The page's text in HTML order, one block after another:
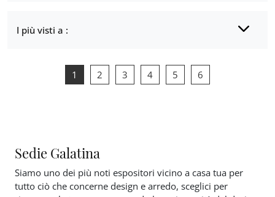
I più visti a :
1 2 3 4 5 6
Sedie Galatina
Siamo uno dei più noti espositori vicino a casa tua per
tutto ciò che concerne design e arredo, sceglici per